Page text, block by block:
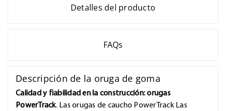
Detalles del producto
FAQs
Descripción de la oruga de goma
Calidad y fiabilidad en la construcción: orugas
PowerTrack. Las orugas de caucho PowerTrack Las